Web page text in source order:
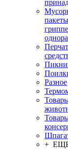
Разное
+